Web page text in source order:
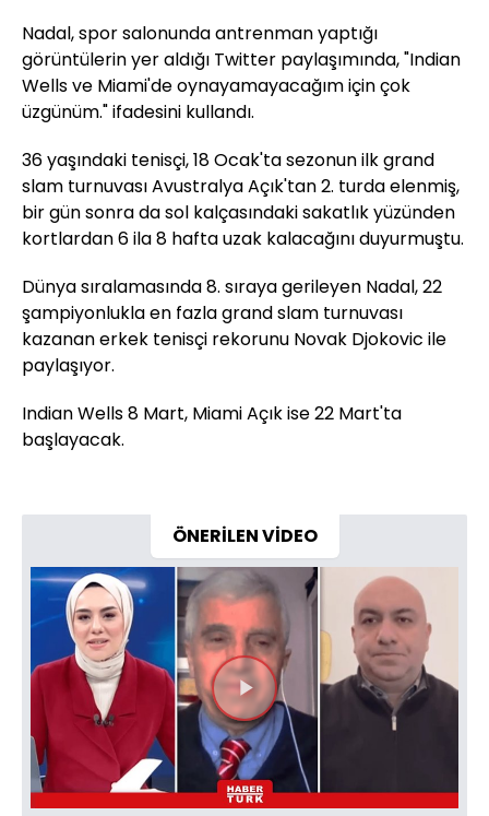
Nadal, spor salonunda antrenman yaptığı
görüntülerin yer aldığı Twitter paylaşımında, "Indian
Wells ve Miami'de oynayamayacağım için çok
üzgünüm." ifadesini kullandı.
36 yaşındaki tenisçi, 18 Ocak'ta sezonun ilk grand
slam turnuvası Avustralya Açık'tan 2. turda elenmiş,
bir gün sonra da sol kalçasındaki sakatlık yüzünden
kortlardan 6 ila 8 hafta uzak kalacağını duyurmuştu.
Dünya sıralamasında 8. sıraya gerileyen Nadal, 22
şampiyonlukla en fazla grand slam turnuvası
kazanan erkek tenisçi rekorunu Novak Djokovic ile
paylaşıyor.
Indian Wells 8 Mart, Miami Açık ise 22 Mart'ta
başlayacak.
ÖNERİLEN VİDEO
Videoyu
Oynat